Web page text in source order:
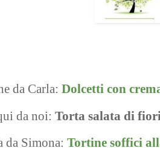
da Carla: Dolcetti con
da noi: Torta salata di
da Simona: Tortine soffici